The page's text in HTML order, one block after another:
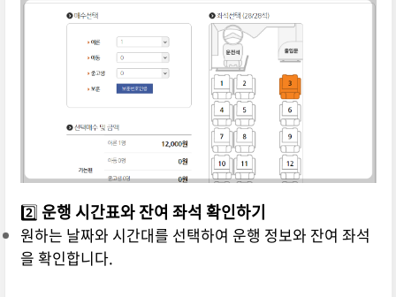
2️⃣ 운행 시간표와 잔여 좌석 확인하기
원하는 날짜와 시간대를 선택하여 운행 정보와 잔여 좌석
을 확인합니다.